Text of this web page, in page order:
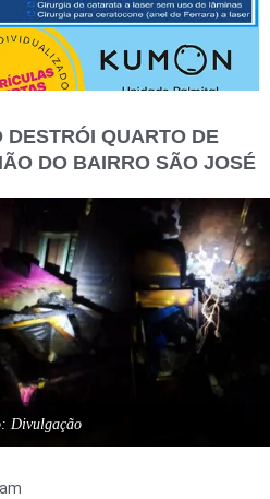
DESTRÓI QUARTO DE
DO BAIRRO SÃO JOSÉ
Divulgação